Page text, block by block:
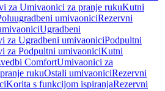
za Umivaonici za pranje rukuKutni
umivaoniciRezervni
Ugradbeni
za Ugradbeni umivaoniciPodpultni
za Podpultni umivaoniciKutni
ComfortUmivaonici za
rukuOstali umivaoniciRezervni
Korita s funkcijom ispiranjaRezervni